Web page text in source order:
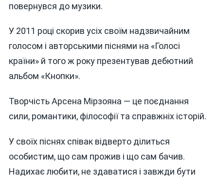
повернувся до музики.
У 2011 році скорив усіх своїм надзвичайним
голосом і авторськими піснями на «Голосі
країни» й того ж року презентував дебютний
альбом «Кнопки».
Творчість Арсена Мірзояна — це поєднання
сили, романтики, філософії та справжніх історій.
У своїх піснях співак відверто ділиться
особистим, що сам прожив і що сам бачив.
Надихає любити, не здаватися і завжди бути